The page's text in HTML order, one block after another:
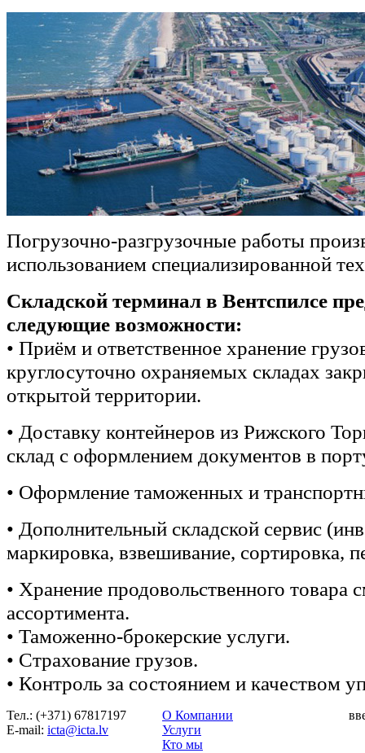
Погрузочно-разгрузочные работы
использованием специализированной
Складской терминал в Вентспилсе
следующие возможности:
• Приём и ответственное хранение
круглосуточно охраняемых складах
открытой территории.
• Доставку контейнеров из Рижского
склад с оформлением документов в
• Оформление таможенных и
• Дополнительный складской сервис
маркировка, взвешивание, сортировка,
• Хранение продовольственного товара
ассортимента.
• Таможенно-брокерские услуги.
• Страхование грузов.
• Контроль за состоянием и качеством
Тел.: (+371) 67817197
Е-mail: icta@icta.lv
О Компании
Услуги
Кто мы